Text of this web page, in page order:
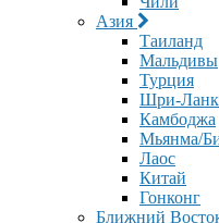
Азия
Таиланд
Мальдивы
Турция
Шри-
Камбоджа
Мьянма/
Лаос
Китай
Гонконг
Ближний